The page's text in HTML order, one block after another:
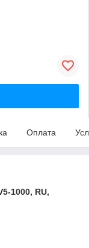
Оплата
1000, RU,